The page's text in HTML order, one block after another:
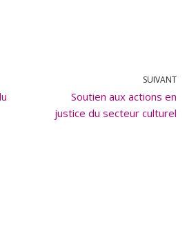
SUIVANT
Soutien aux actions en
justice du secteur culturel